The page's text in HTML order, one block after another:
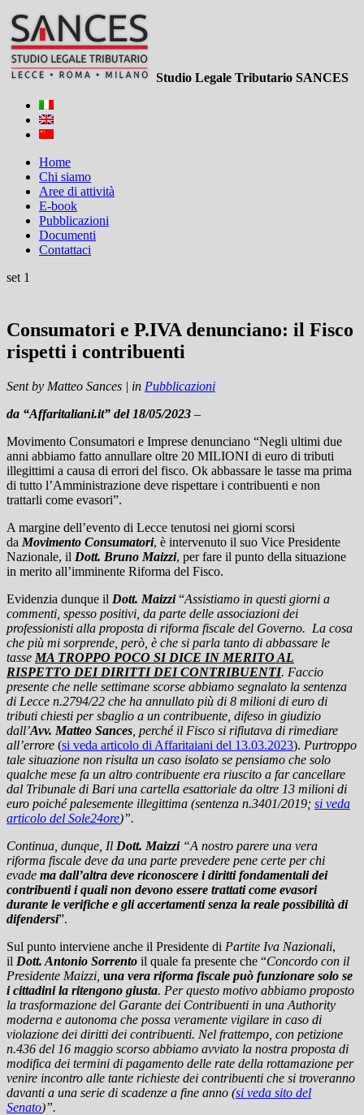
Studio Legale Tributario SANCES
Home
Chi siamo
Aree di attività
E-book
Pubblicazioni
Documenti
Contattaci
set 1
Consumatori e P.IVA denunciano: il Fisco
rispetti i contribuenti
Sent by Matteo Sances | in Pubblicazioni
da “Affaritaliani.it” del 18/05/2023 –
Movimento Consumatori e Imprese denunciano “Negli ultimi due
anni abbiamo fatto annullare oltre 20 MILIONI di euro di tributi
illegittimi a causa di errori del fisco. Ok abbassare le tasse ma prima
di tutto l’Amministrazione deve rispettare i contribuenti e non
trattarli come evasori”.
A margine dell’evento di Lecce tenutosi nei giorni scorsi
da Movimento Consumatori, è intervenuto il suo Vice Presidente
Nazionale, il Dott. Bruno Maizzi, per fare il punto della situazione
in merito all’imminente Riforma del Fisco.
Evidenzia dunque il Dott. Maizzi“Assistiamo in questi giorni a
commenti, spesso positivi, da parte delle associazioni dei
professionisti alla proposta di riforma fiscale del Governo. La cosa
che più mi sorprende, però, è che si parla tanto di abbassare le
tasse MA TROPPO POCO SI DICE IN MERITO AL
RISPETTO DEI DIRITTI DEI CONTRIBUENTI. Faccio
presente che nelle settimane scorse abbiamo segnalato la sentenza
di Lecce n.2794/22 che ha annullato più di 8 milioni di euro di
tributi chiesti per sbaglio a un contribuente, difeso in giudizio
dall’Avv. Matteo Sances , perché il Fisco si rifiutava di rimediare
all’errore (si veda articolo di Affaritaiani del 13.03.2023). Purtroppo
tale situazione non risulta un caso isolato se pensiamo che solo
qualche mese fa un altro contribuente era riuscito a far cancellare
dal Tribunale di Bari una cartella esattoriale da oltre 13 milioni di
euro poiché palesemente illegittima (sentenza n.3401/2019; si veda
articolo del Sole24ore)”.
Continua, dunque, Il Dott. Maizzi“A nostro parere una vera
riforma fiscale deve da una parte prevedere pene certe per chi
evade ma dall’altra deve riconoscere i diritti fondamentali dei
contribuenti i quali non devono essere trattati come evasori
durante le verifiche e gli accertamenti senza la reale possibilità di
difendersi”.
Sul punto interviene anche il Presidente di Partite Iva Nazionali,
il Dott. Antonio Sorrento il quale fa presente che “Concordo con il
Presidente Maizzi, una vera riforma fiscale può funzionare solo se
i cittadini la ritengono giusta. Per questo motivo abbiamo proposto
la trasformazione del Garante dei Contribuenti in una Authority
moderna e autonoma che possa veramente vigilare in caso di
violazione dei diritti dei contribuenti. Nel frattempo, con petizione
n.436 del 16 maggio scorso abbiamo avviato la nostra proposta di
modifica dei termini di pagamento delle rate della rottamazione per
venire incontro alle tante richieste dei contribuenti che si troveranno
davanti a una serie di scadenze a fine anno (si veda sito del
Senato)”.